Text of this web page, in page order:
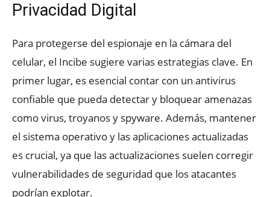
Privacidad Digital
Para protegerse del espionaje en la cámara del
celular, el Incibe sugiere varias estrategias clave. En
primer lugar, es esencial contar con un antivirus
confiable que pueda detectar y bloquear amenazas
como virus, troyanos y spyware. Además, mantener
el sistema operativo y las aplicaciones actualizadas
es crucial, ya que las actualizaciones suelen corregir
vulnerabilidades de seguridad que los atacantes
podrían explotar.